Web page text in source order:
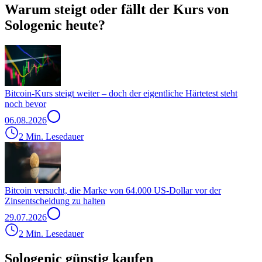
Warum steigt oder fällt der Kurs von
Sologenic heute?
Bitcoin-Kurs steigt weiter – doch der eigentliche Härtetest steht
noch bevor
06.08.2026
2 Min. Lesedauer
Bitcoin versucht, die Marke von 64.000 US-Dollar vor der
Zinsentscheidung zu halten
29.07.2026
2 Min. Lesedauer
Sologenic günstig kaufen